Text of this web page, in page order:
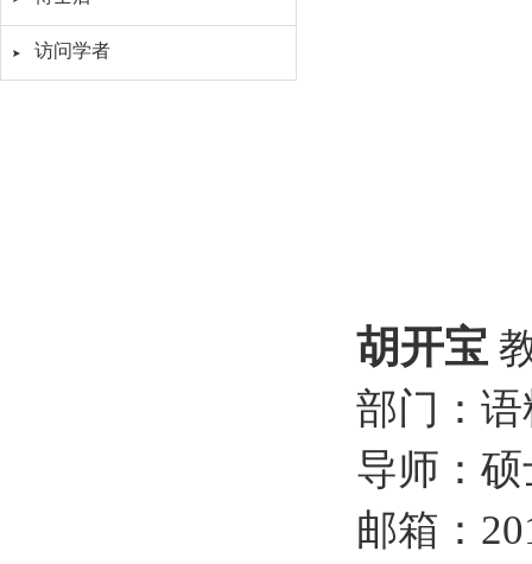
访问学者
胡开宝
部门：
导师：
邮箱：